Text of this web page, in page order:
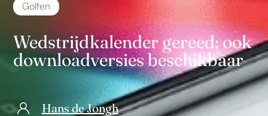
Golfen
Wedstrijdkalender gereed; ook
downloadversies beschikbaar
Hans de Jongh